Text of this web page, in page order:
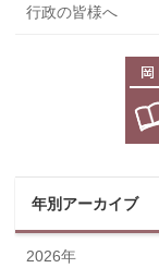
行政の皆様へ
年別アーカイブ
2026年